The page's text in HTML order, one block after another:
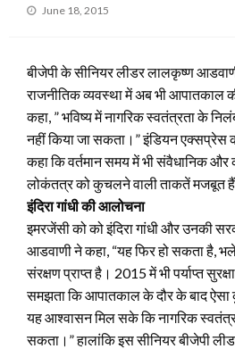
Posted
June 18, 2015
बीजेपी के सीनियर लीडर लालकृष्ण
राजनीतिक व्यवस्था में अब भी
कहा, ” भविष्य में नागरिक स्वतंत्रता के
नहीं किया जा सकता।” इंडियन एक्सप्रेस
कहा कि वर्तमान समय में भी संवैधानिक
लोकंतत्र को कुचलने वाली ताकतें मजबूत
इंदिरा गांधी की आलोचना
इमरजेंसी को को इंदिरा गांधी और उनकी
आडवाणी ने कहा, “यह फिर हो सकता है,
संरक्षण प्राप्त है। 2015 में भी पर्याप्त
समझता कि आपातकाल के दौर के बाद
यह आश्वासन मिल सके कि नागरिक
सकता।” हालांकि इस सीनियर बीजेपी